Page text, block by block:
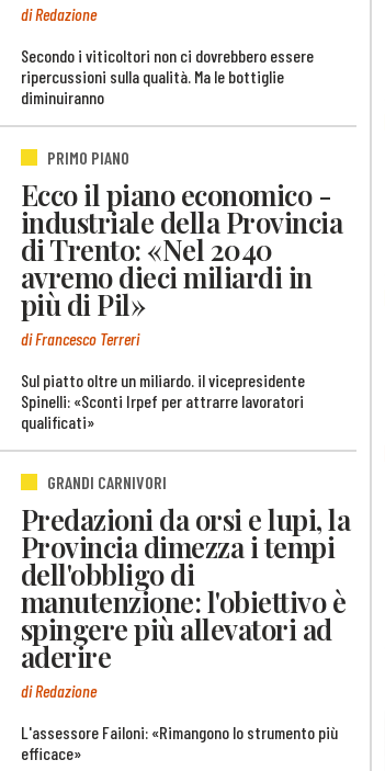
di Redazione
Secondo i viticoltori non ci dovrebbero essere
ripercussioni sulla qualità. Ma le bottiglie
diminuiranno
PRIMO PIANO
Ecco il piano economico -
industriale della Provincia
di Trento: «Nel 2040
avremo dieci miliardi in
più di Pil»
di Francesco Terreri
Sul piatto oltre un miliardo. il vicepresidente
Spinelli: «Sconti Irpef per attrarre lavoratori
qualificati»
GRANDI CARNIVORI
Predazioni da orsi e lupi, la
Provincia dimezza i tempi
dell'obbligo di
manutenzione: l'obiettivo è
spingere più allevatori ad
aderire
di Redazione
L'assessore Failoni: «Rimangono lo strumento più
efficace»